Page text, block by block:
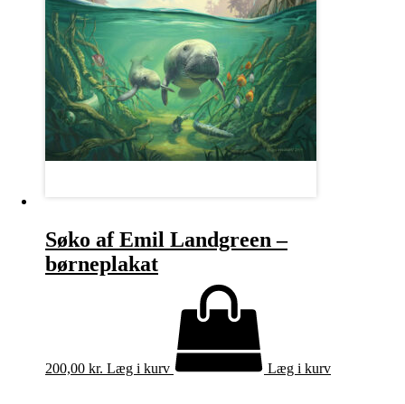
Søko af Emil Landgreen –
børneplakat
200,00 kr. Læg i kurv Læg i kurv